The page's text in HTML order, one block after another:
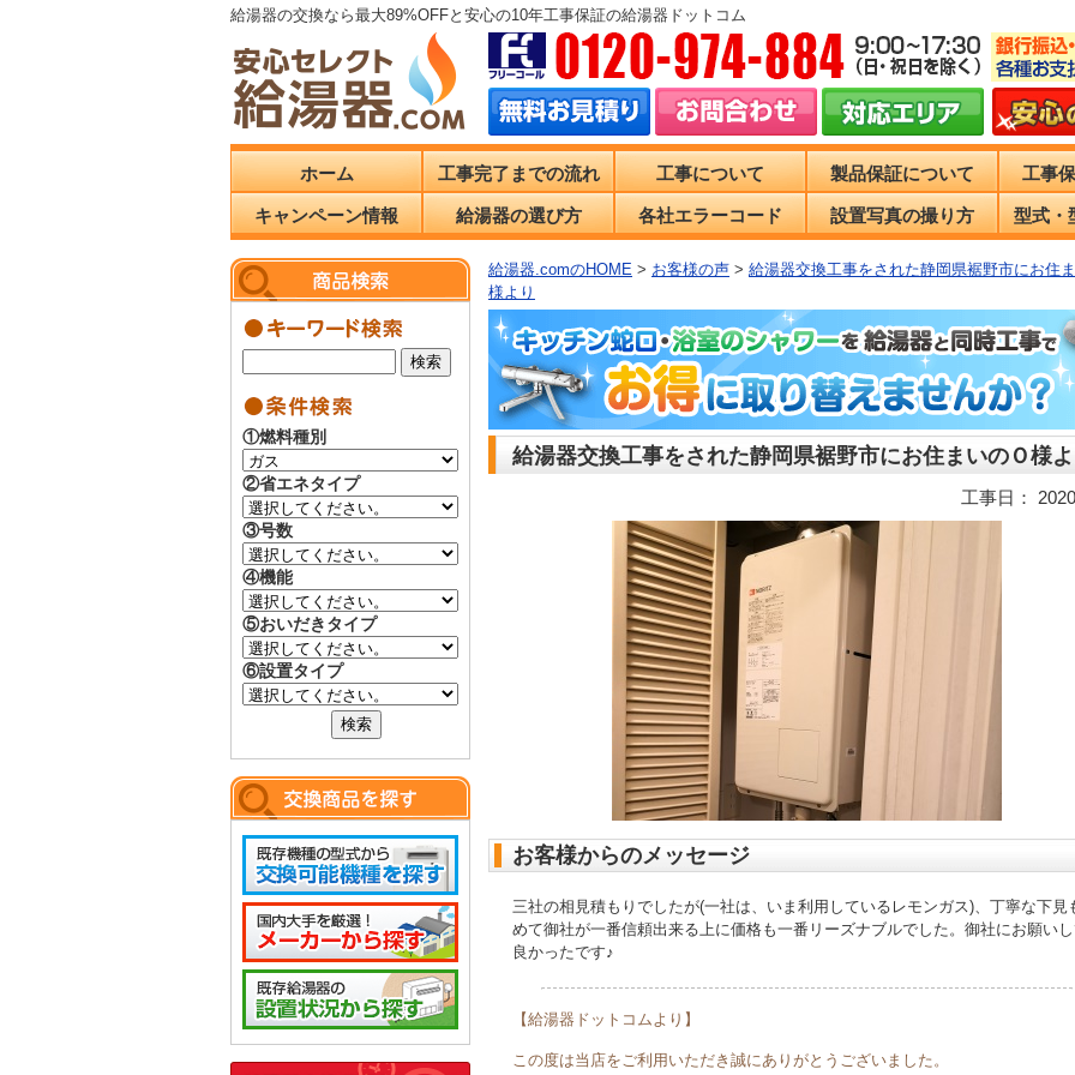
給湯器の交換なら最大89%OFFと安心の10年工事保証の給湯器ドットコム
ホーム 工事完了までの流れ 工事について 製品保証について 工事
キャンペーン情報 給湯器の選び方 各社エラーコード 設置写真の撮り方 型式・
①燃料種別
②省エネタイプ
③号数
④機能
⑤おいだきタイプ
⑥設置タイプ
給湯器.comのHOME > お客様の声 > 給湯器交換工事をされた静岡県裾野市にお住
様より
給湯器交換工事をされた静岡県裾野市にお住まいのＯ様
工事日：
お客様からのメッセージ
三社の相見積もりでしたが(一社は、いま利用しているレモンガス)、丁寧な下見
めて御社が一番信頼出来る上に価格も一番リーズナブルでした。御社にお願い
良かったです♪
【給湯器ドットコムより】
この度は当店をご利用いただき誠にありがとうございました。